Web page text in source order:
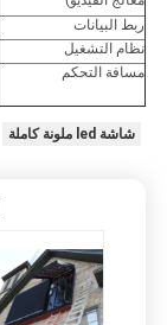
ربط البيانات
نظام التشغيل
مسافة التحكم
شاشة led ملونة كاملة